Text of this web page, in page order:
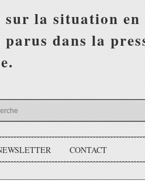
sur la situation
dans la
CONTACT